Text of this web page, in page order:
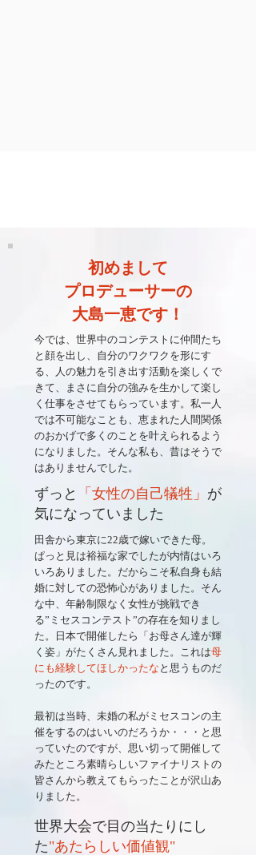
初めまして
プロデューサーの
大島一恵です！
今では、世界中のコンテストに仲間たち
と顔を出し、自分のワクワクを形にす
る、人の魅力を引き出す活動を楽しくで
きて、まさに自分の強みを生かして楽し
く仕事をさせてもらっています。私一人
では不可能なことも、恵まれた人間関係
のおかげで多くのことを叶えられるよう
になりました。そんな私も、昔はそうで
はありませんでした。
ずっと 「女性の自己犠牲」 が
気になっていました
田舎から東京に22歳で嫁いできた母。
ぱっと見は裕福な家でしたが内情はいろ
いろありました。だからこそ私自身も結
婚に対しての恐怖心がありました。 そん
な中、年齢制限なく女性が挑戦でき
る”ミセスコンテスト”の存在を知りまし
た。日本で開催したら「お母さん達が輝
く姿」がたくさん見れました。これは母
にも経験してほしかったな と思うものだ
ったのです。
最初は当時、未婚の私がミセスコンの主
催をするのはいいのだろうか・・・と思
っていたのですが、思い切って開催して
みたところ素晴らしいファイナリストの
皆さんから教えてもらったことが沢山あ
りました。
世界大会で目の当たりにし
た"あたらしい価値観"